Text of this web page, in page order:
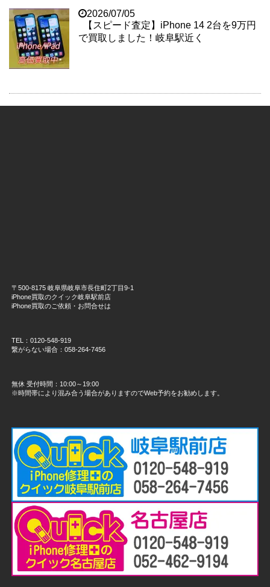
2026/07/05
【スピード査定】iPhone 14 2台を9万円
で買取しました！岐阜駅近く
〒500-8175 岐阜県岐阜市長住町2丁目9-1
iPhone買取のクイック岐阜駅前店
iPhone買取のご依頼・お問合せは
TEL：0120-548-919
繋がらない場合：058-264-7456
無休 受付時間：10:00～19:00
※時間帯により混み合う場合がありますのでWeb予約をお勧めします。